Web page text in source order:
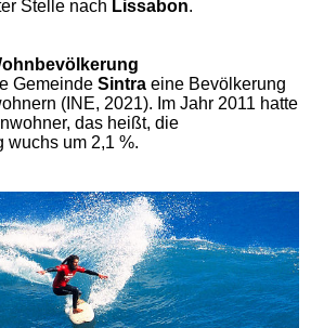
Stelle nach Lissabon.
Gemeinde Sintra eine Bevölkerung
(INE, 2021). Im Jahr 2011 hatte
das heißt, die
wuchs um 2,1 %.